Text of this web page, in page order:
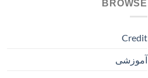
BROWSE
Credit
آموزشی